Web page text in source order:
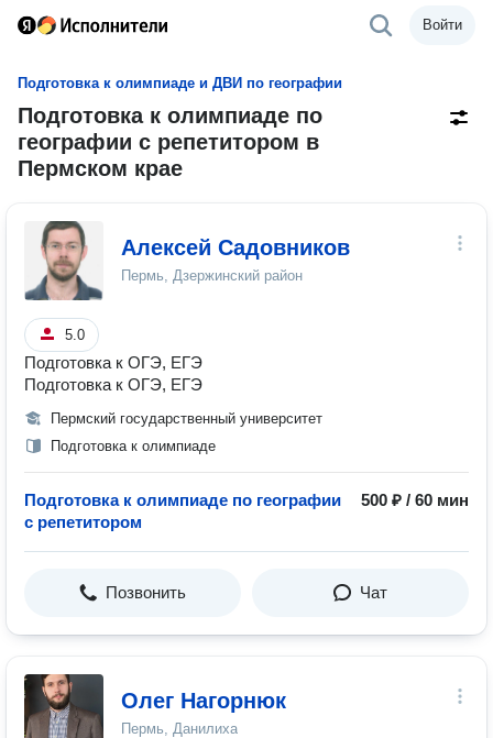
Войти
Подготовка к олимпиаде и ДВИ по географии
Подготовка к олимпиаде по
географии с репетитором в
Пермском крае
Алексей Садовников
Пермь, Дзержинский район
5.0
Подготовка к ОГЭ, ЕГЭ
Подготовка к ОГЭ, ЕГЭ
Пермский государственный университет
Подготовка к олимпиаде
Подготовка к олимпиаде по географии
с репетитором
500 ₽ / 60 мин
Позвонить Чат
Олег Нагорнюк
Пермь, Данилиха